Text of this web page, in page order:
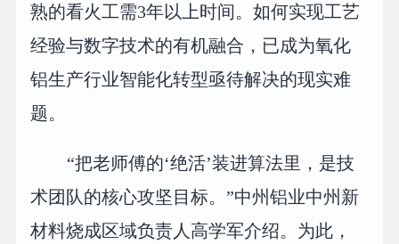
熟的看火工需3年以上时间。如何实现工艺
经验与数字技术的有机融合，已成为氧化
铝生产行业智能化转型亟待解决的现实难
题。
“把老师傅的‘绝活’装进算法里，是技
术团队的核心攻坚目标。”中州铝业中州新
材料烧成区域负责人高学军介绍。为此，